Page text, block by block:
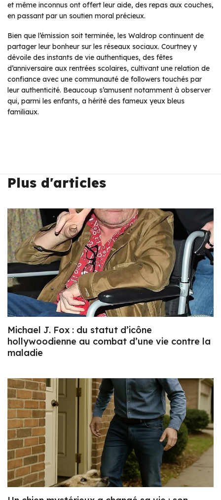
et même inconnus ont offert leur aide, des repas aux couches,
en passant par un soutien moral précieux.
Bien que l’émission soit terminée, les Waldrop continuent de
partager leur bonheur sur les réseaux sociaux. Courtney y
dévoile des instants de vie authentiques, des fêtes
d’anniversaire aux rentrées scolaires, cultivant une relation de
confiance avec une communauté de followers touchés par
leur authenticité. Beaucoup s’amusent notamment à observer
qui, parmi les enfants, a hérité des fameux yeux bleus
familiaux.
Plus d'articles
Michael J. Fox : du statut d’icône
hollywoodienne au combat d’une vie contre la
maladie